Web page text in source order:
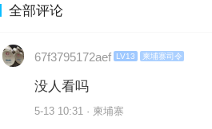
全部评论
67f3795172aef LV13 柬埔寨司令
没人看吗
5-13 10:31 · 柬埔寨